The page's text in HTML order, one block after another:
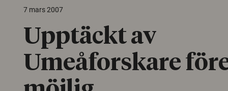
7 mars 2007
Upptäckt av
Umeåforskare